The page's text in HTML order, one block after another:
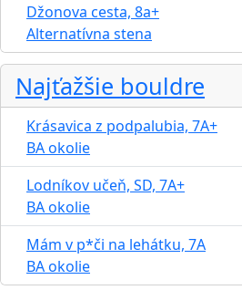
Džonova cesta, 8a+
Alternatívna stena
Najťažšie bouldre
Krásavica z podpalubia, 7A+
BA okolie
Lodníkov učeň, SD, 7A+
BA okolie
Mám v p*či na lehátku, 7A
BA okolie